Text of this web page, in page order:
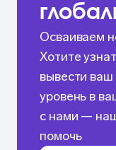
Осваиваем
Хотите
вывести
уровень в
с нами —
помочь